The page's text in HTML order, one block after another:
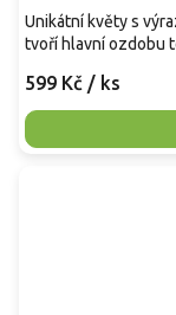
599 Kč / ks
Unikátní květy s
tvoří hlavní ozdobu